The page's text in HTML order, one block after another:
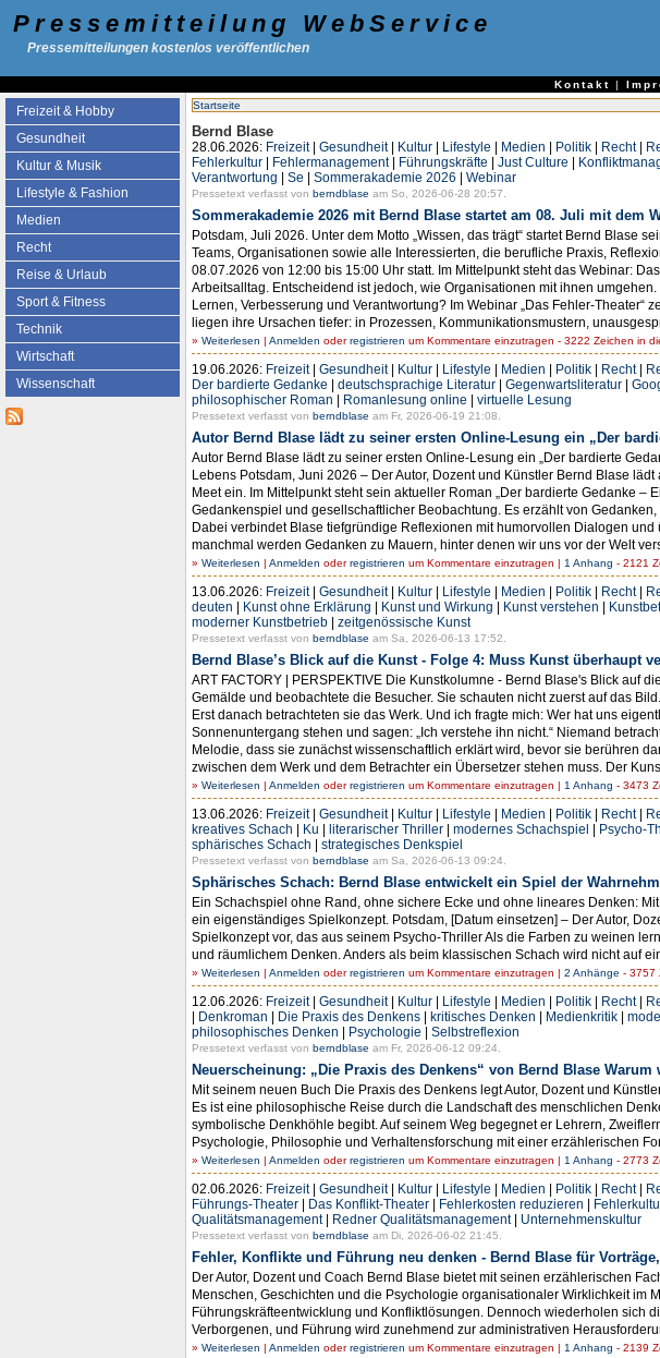
Pressemitteilung WebService
Pressemitteilungen kostenlos veröffentlichen
Kontakt |
Freizeit & Hobby
Gesundheit
Kultur & Musik
Lifestyle & Fashion
Medien
Recht
Reise & Urlaub
Sport & Fitness
Technik
Wirtschaft
Wissenschaft
Startseite
Bernd Blase
28.06.2026: Freizeit| Gesundheit| Kultur | Lifestyle | Medien | Politik | Recht|
Fehlerkultur | Fehlermanagement| Führungskräfte | Just Culture |
Verantwortung | Se | Sommerakademie 2026 | Webinar
Pressetext verfasst von berndblase am So, 2026-06-28 20:57.
Sommerakademie 2026 mit Bernd Blase startet am 08. Juli mit dem
Potsdam, Juli 2026. Unter dem Motto „Wissen, das trägt“ startet Bernd Blase
Teams, Organisationen sowie alle Interessierten, die berufliche Praxis,
08.07.2026 von 12:00 bis 15:00 Uhr statt. Im Mittelpunkt steht das Webinar:
Arbeitsalltag. Entscheidend ist jedoch, wie Organisationen mit ihnen
Lernen, Verbesserung und Verantwortung? Im Webinar „Das Fehler-
liegen ihre Ursachen tiefer: in Prozessen, Kommunikationsmustern,
» Weiterlesen | Anmelden oderregistrieren um Kommentare einzutragen - 3222 Zeichen in
19.06.2026: Freizeit| Gesundheit| Kultur | Lifestyle | Medien | Politik | Recht|
Der bardierte Gedanke | deutschsprachige Literatur | Gegenwartsliteratur |
philosophischer Roman | Romanlesung online | virtuelle Lesung
Pressetext verfasst von berndblase am Fr, 2026-06-19 21:08.
Autor Bernd Blase lädt zu seiner ersten Online-Lesung ein „Der
Autor Bernd Blase lädt zu seiner ersten Online-Lesung ein „Der bardierte
Lebens Potsdam, Juni 2026 – Der Autor, Dozent und Künstler Bernd Blase
Meet ein. Im Mittelpunkt steht sein aktueller Roman „Der bardierte Gedanke
Gedankenspiel und gesellschaftlicher Beobachtung. Es erzählt von
Dabei verbindet Blase tiefgründige Reflexionen mit humorvollen Dialogen
manchmal werden Gedanken zu Mauern, hinter denen wir uns vor der Welt
» Weiterlesen | Anmelden oderregistrieren um Kommentare einzutragen | 1 Anhang - 2121
13.06.2026: Freizeit| Gesundheit| Kultur | Lifestyle | Medien | Politik | Recht|
deuten | Kunst ohne Erklärung | Kunst und Wirkung | Kunst verstehen |
moderner Kunstbetrieb | zeitgenössische Kunst
Pressetext verfasst von berndblase am Sa, 2026-06-13 17:52.
Bernd Blase’s Blick auf die Kunst - Folge 4: Muss Kunst überhaupt
ART FACTORY | PERSPEKTIVE Die Kunstkolumne - Bernd Blase's Blick auf
Gemälde und beobachtete die Besucher. Sie schauten nicht zuerst auf das
Erst danach betrachteten sie das Werk. Und ich fragte mich: Wer hat uns
Sonnenuntergang stehen und sagen: „Ich verstehe ihn nicht.“ Niemand
Melodie, dass sie zunächst wissenschaftlich erklärt wird, bevor sie berühren
zwischen dem Werk und dem Betrachter ein Übersetzer stehen muss. Der
» Weiterlesen | Anmelden oderregistrieren um Kommentare einzutragen | 1 Anhang - 3473
13.06.2026: Freizeit| Gesundheit| Kultur | Lifestyle | Medien | Politik | Recht|
kreatives Schach | Ku | literarischer Thriller | modernes Schachspiel | Psycho-
sphärisches Schach | strategisches Denkspiel
Pressetext verfasst von berndblase am Sa, 2026-06-13 09:24.
Sphärisches Schach: Bernd Blase entwickelt ein Spiel der
Ein Schachspiel ohne Rand, ohne sichere Ecke und ohne lineares Denken:
ein eigenständiges Spielkonzept. Potsdam, [Datum einsetzen] – Der Autor,
Spielkonzept vor, das aus seinem Psycho-Thriller Als die Farben zu weinen
und räumlichem Denken. Anders als beim klassischen Schach wird nicht auf
» Weiterlesen | Anmelden oderregistrieren um Kommentare einzutragen | 2 Anhänge - 3757
12.06.2026: Freizeit| Gesundheit| Kultur | Lifestyle | Medien | Politik | Recht|
| Denkroman | Die Praxis des Denkens | kritisches Denken | Medienkritik |
philosophisches Denken | Psychologie | Selbstreflexion
Pressetext verfasst von berndblase am Fr, 2026-06-12 09:24.
Neuerscheinung: „Die Praxis des Denkens“ von Bernd Blase
Mit seinem neuen Buch Die Praxis des Denkens legt Autor, Dozent und
Es ist eine philosophische Reise durch die Landschaft des menschlichen
symbolische Denkhöhle begibt. Auf seinem Weg begegnet er Lehrern,
Psychologie, Philosophie und Verhaltensforschung mit einer erzählerischen
» Weiterlesen | Anmelden oderregistrieren um Kommentare einzutragen | 1 Anhang - 2773
02.06.2026: Freizeit| Gesundheit| Kultur | Lifestyle | Medien | Politik | Recht|
Führungs-Theater | Das Konflikt-Theater | Fehlerkosten reduzieren |
Qualitätsmanagement| Redner Qualitätsmanagement| Unternehmenskultur
Pressetext verfasst von berndblase am Di, 2026-06-02 21:45.
Fehler, Konflikte und Führung neu denken - Bernd Blase für
Der Autor, Dozent und Coach Bernd Blase bietet mit seinen erzählerischen
Menschen, Geschichten und die Psychologie organisationaler Wirklichkeit im
Führungskräfteentwicklung und Konfliktlösungen. Dennoch wiederholen sich
Verborgenen, und Führung wird zunehmend zur administrativen
» Weiterlesen | Anmelden oderregistrieren um Kommentare einzutragen | 1 Anhang - 2139